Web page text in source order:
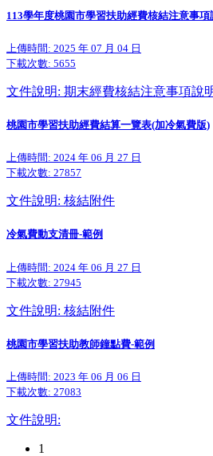
113學年度桃園市學習扶助經費核結注意事
上傳時間: 2025 年 07 月 04 日
下載次數: 5655
文件說明: 期末經費核結注意事項說
桃園市學習扶助經費結算一覽表(加冷氣費版)
上傳時間: 2024 年 06 月 27 日
下載次數: 27857
文件說明: 核結附件
冷氣費動支清冊-範例
上傳時間: 2024 年 06 月 27 日
下載次數: 27945
文件說明: 核結附件
桃園市學習扶助教師鐘點費-範例
上傳時間: 2023 年 06 月 06 日
下載次數: 27083
文件說明:
1